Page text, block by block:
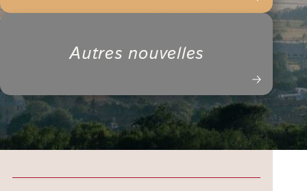
Autres nouvelles